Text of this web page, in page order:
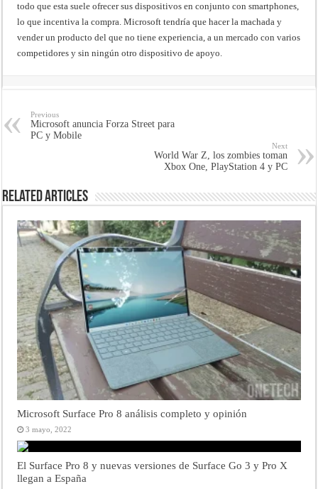
todo que esta suele ofrecer sus dispositivos en conjunto con smartphones,
lo que incentiva la compra. Microsoft tendría que hacer la machada y
vender un producto del que no tiene experiencia, a un mercado con varios
competidores y sin ningún otro dispositivo de apoyo.
Previous
Microsoft anuncia Forza Street para
PC y Mobile
Next
World War Z, los zombies toman
Xbox One, PlayStation 4 y PC
Related Articles
Microsoft Surface Pro 8 análisis completo y opinión
3 mayo, 2022
El Surface Pro 8 y nuevas versiones de Surface Go 3 y Pro X
llegan a España